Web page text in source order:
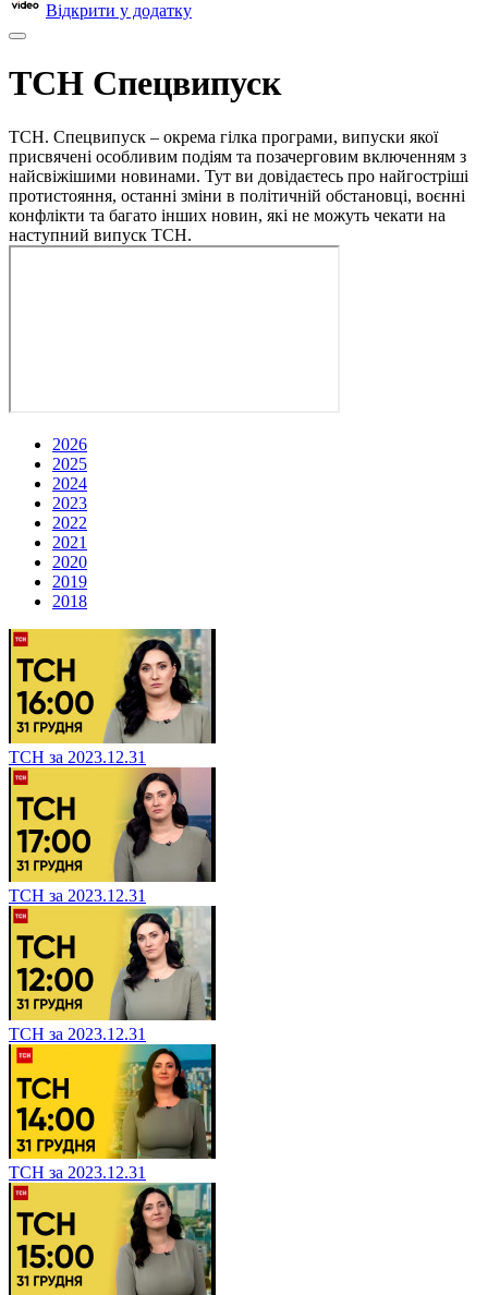
Відкрити у додатку
ТСН Спецвипуск
ТСН. Спецвипуск – окрема гілка програми, випуски якої
присвячені особливим подіям та позачерговим включенням з
найсвіжішими новинами. Тут ви довідаєтесь про найгостріші
протистояння, останні зміни в політичній обстановці, воєнні
конфлікти та багато інших новин, які не можуть чекати на
наступний випуск ТСН.
2026
2025
2024
2023
2022
2021
2020
2019
2018
ТСН за 2023.12.31
ТСН за 2023.12.31
ТСН за 2023.12.31
ТСН за 2023.12.31